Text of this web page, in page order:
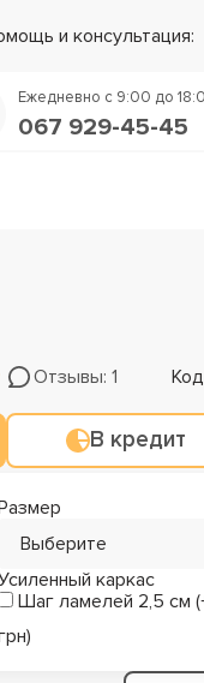
и консультация:
Ежедневно с 9:00 до
067 929-45-45
Отзывы: 1
В кредит
Выберите
каркас
Шаг ламелей 2,5 см